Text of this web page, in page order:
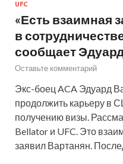
UFC
«Есть взаимная
в
сообщает
Оставьте комментарий
Экс-боец ACA Эдуард
продолжить карьеру в
получению визы.
Bellator и UFC. Это
заявил Вартанян.